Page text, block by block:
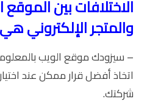
الاختلافات بين
والمتجر الإلكتروني
– سيزودك موقع الويب
اتخاذ أفضل قرار ممكن عند
شركتك.